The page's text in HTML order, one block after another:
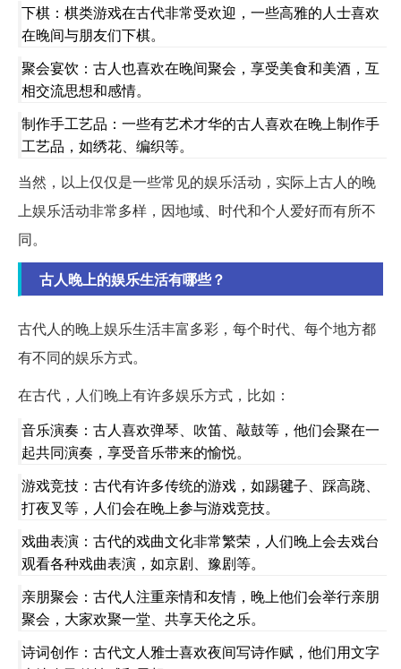
下棋：棋类游戏在古代非常受欢迎，一些高雅的人士喜欢
在晚间与朋友们下棋。
聚会宴饮：古人也喜欢在晚间聚会，享受美食和美酒，互
相交流思想和感情。
制作手工艺品：一些有艺术才华的古人喜欢在晚上制作手
工艺品，如绣花、编织等。
当然，以上仅仅是一些常见的娱乐活动，实际上古人的晚
上娱乐活动非常多样，因地域、时代和个人爱好而有所不
同。
古人晚上的娱乐生活有哪些？
古代人的晚上娱乐生活丰富多彩，每个时代、每个地方都
有不同的娱乐方式。
在古代，人们晚上有许多娱乐方式，比如：
音乐演奏：古人喜欢弹琴、吹笛、敲鼓等，他们会聚在一
起共同演奏，享受音乐带来的愉悦。
游戏竞技：古代有许多传统的游戏，如踢毽子、踩高跷、
打夜叉等，人们会在晚上参与游戏竞技。
戏曲表演：古代的戏曲文化非常繁荣，人们晚上会去戏台
观看各种戏曲表演，如京剧、豫剧等。
亲朋聚会：古代人注重亲情和友情，晚上他们会举行亲朋
聚会，大家欢聚一堂、共享天伦之乐。
诗词创作：古代文人雅士喜欢夜间写诗作赋，他们用文字